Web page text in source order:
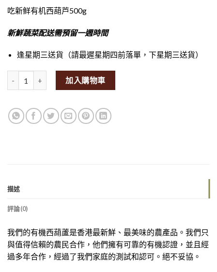
吃新鲜有机西葫芦500g
新鮮蔬菜配送需預留一週時間
逢星期三送貨（請最遲星期四前落單，下星期三送貨）
Local Organic Zucchini 500g量
加入購物車
描述
評論(0)
我們的有機西葫蘆是香港最新鮮、最美味的農產品。我們只
與值得信賴的農民合作，他們擁有可靠的有機認證，並且經
過多年合作，經過了我們家庭的測試和認可。絕不妥協。